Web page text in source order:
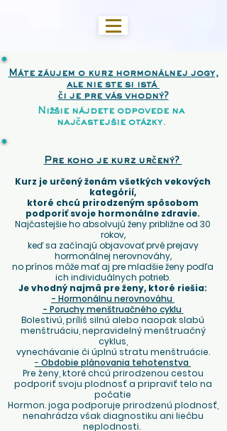
Máte záujem o kurz hormonálnej jogy,
ale nie ste si istá
či je pre vás vhodný?
Nižšie nájdete odpovede na
najčastejšie otázky.
Pre koho je kurz určený?
Kurz je určený ženám všetkých vekových
kategórií,
ktoré chcú prirodzeným spôsobom
podporiť svoje hormonálne zdravie.
Najčastejšie ho absolvujú ženy približne od 30
rokov,
keď sa začínajú objavovať prvé prejavy
hormonálnej nerovnováhy,
no prínos môže mať aj pre mladšie ženy podľa
ich individuálnych potrieb.
Je vhodný najmä pre ženy, ktoré riešia:
- Hormonálnu nerovnováhu
- Poruchy menštruačného cyklu
Bolestivú, príliš silnú alebo naopak slabú
menštruáciu, nepravidelný menštruačný
cyklus,
vynechávanie či úplnú stratu menštruácie.
- Obdobie plánovania tehotenstva
Pre ženy, ktoré chcú prirodzenou cestou
podporiť svoju plodnosť a pripraviť telo na
počatie
Hormon. joga podporuje prirodzenú plodnosť,
nenahrádza však diagnostiku ani liečbu
neplodnosti.